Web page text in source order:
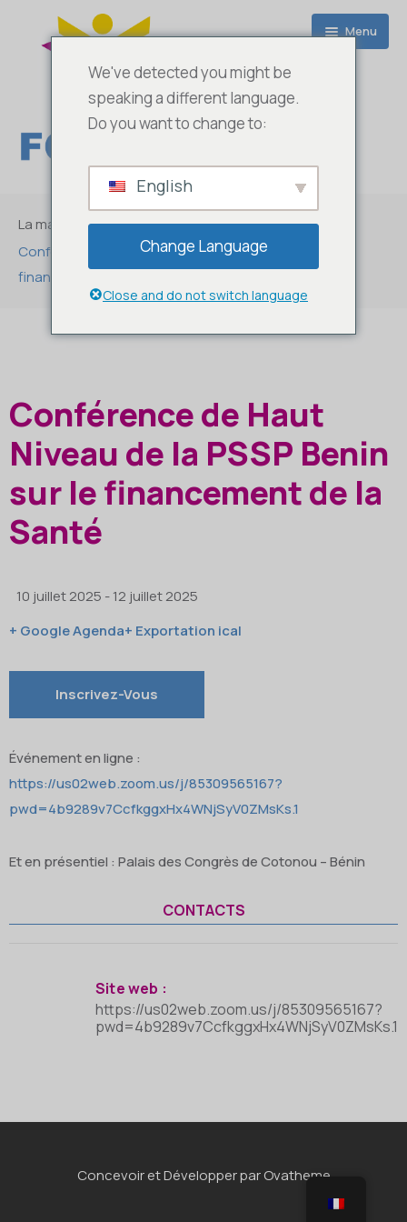
Menu
A propos de nous
FOASPS Services
AFRIC 100 T – WebTv
Burkina Faso
Côte d’Ivoire
Ghana
Liberia
Niger
Sierra Leone
Togo
Contactez-nous
La maison
Conférence de Haut Niveau de la PSSP Benin sur le
financement de la Santé
Conférence de Haut
Niveau de la PSSP Benin
sur le financement de la
Santé
10 juillet 2025 - 12 juillet 2025
+ Google Agenda+ Exportation ical
Inscrivez-Vous
Événement en ligne :
https://us02web.zoom.us/j/85309565167?
pwd=4b9289v7CcfkggxHx4WNjSyV0ZMsKs.1
Et en présentiel : Palais des Congrès de Cotonou – Bénin
CONTACTS
Site web :
https://us02web.zoom.us/j/85309565167?
pwd=4b9289v7CcfkggxHx4WNjSyV0ZMsKs.1
Concevoir et Développer par Ovatheme
We've detected you might be
speaking a different language.
Do you want to change to:
English
Change Language
Close and do not switch language